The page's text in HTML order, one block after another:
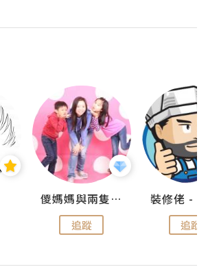
儍媽媽與兩隻小魔怪之家
追蹤 追蹤